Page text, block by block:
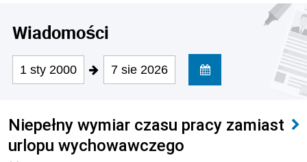
Wiadomości
1 sty 2000 7 sie 2026
Niepełny wymiar czasu pracy zamiast
urlopu wychowawczego